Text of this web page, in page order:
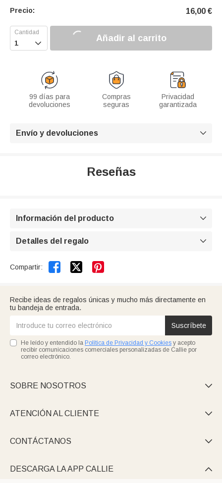
Precio: 16,00 €
 Añadir al carrito
99 días para
devoluciones
Compras
seguras
Privacidad
garantizada
Envío y devoluciones 
Reseñas
Información del producto 
Detalles del regalo 
Compartir:  
Recibe ideas de regalos únicas y mucho más directamente en
tu bandeja de entrada.
Suscríbete
He leído y entendido la Política de Privacidad y Cookies y acepto
recibir comunicaciones comerciales personalizadas de Callie por
correo electrónico.
SOBRE NOSOTROS 
ATENCIÓN AL CLIENTE 
CONTÁCTANOS 
DESCARGA LA APP CALLIE 